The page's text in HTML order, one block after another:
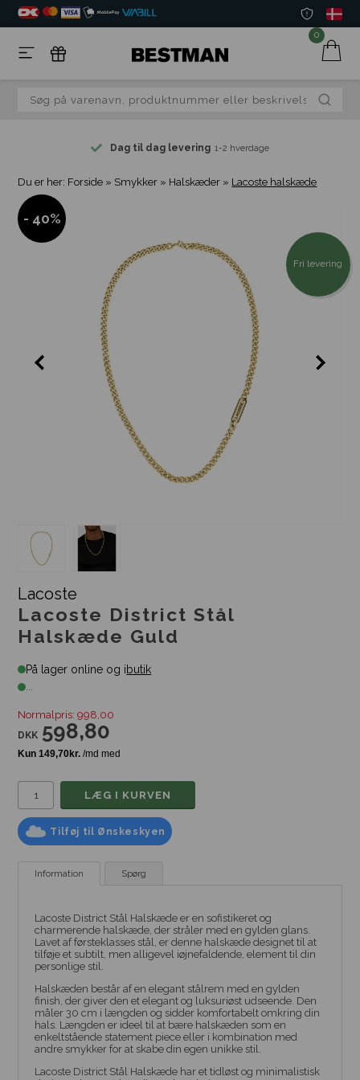
0
Dag til dag levering 1-2 hverdage
Du er her: Forside » Smykker » Halskæder » Lacoste halskæde
- 40%
Fri levering
Lacoste
Lacoste District Stål
Halskæde Guld
På lager online og ibutik
...
Normalpris: 998,00
DKK 598,80
Tilføj til Ønskeskyen
Information Spørg
Lacoste District Stål Halskæde er en sofistikeret og
charmerende halskæde, der stråler med en gylden glans.
Lavet af førsteklasses stål, er denne halskæde designet til at
tilføje et subtilt, men alligevel iøjnefaldende, element til din
personlige stil.
Halskæden består af en elegant stålrem med en gylden
finish, der giver den et elegant og luksuriøst udseende. Den
måler 30 cm i længden og sidder komfortabelt omkring din
hals. Længden er ideel til at bære halskæden som en
enkeltstående statement piece eller i kombination med
andre smykker for at skabe din egen unikke stil.
Lacoste District Stål Halskæde har et tidløst og minimalistisk